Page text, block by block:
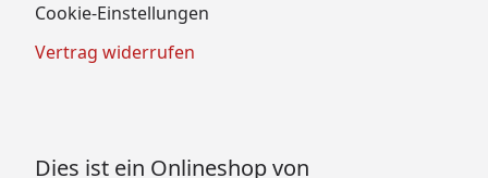
Cookie-Einstellungen
Vertrag widerrufen
Dies ist ein Onlineshop von